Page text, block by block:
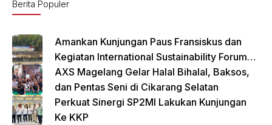
k
Berita Populer
Amankan Kunjungan Paus Fransiskus dan
Kegiatan International Sustainability Forum
(ISF) 2024 TNI-Polri Gelar Apel Pasukan
Gabungan
AXS Magelang Gelar Halal Bihalal, Baksos,
dan Pentas Seni di Cikarang Selatan
Perkuat Sinergi SP2MI Lakukan Kunjungan
Ke KKP